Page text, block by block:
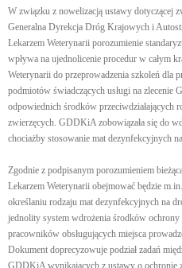
W związku z nowelizacją ustawy dotyczącej
Generalna Dyrekcja Dróg Krajowych i
Lekarzem Weterynarii porozumienie
wpływa na ujednolicenie procedur w całym
Weterynarii do przeprowadzenia szkoleń
podmiotów świadczących usługi na
odpowiednich środków przeciwdziałających
zwierzęcych. GDDKiA zobowiązała się do
chociażby stosowanie mat dezynfekcyjnych
Zgodnie z podpisanym porozumieniem
Lekarzem Weterynarii obejmować będzie
określaniu rodzaju mat dezynfekcyjnych na
jednolity system wdrożenia środków
pracowników obsługujących miejsca
Dokument doprecyzowuje podział zadań
GDDKiA wynikających z ustawy o ochronie